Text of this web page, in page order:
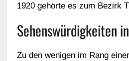
1920 gehörte es zum Bezirk
Sehenswürdigkeiten
Zu den wenigen im Rang